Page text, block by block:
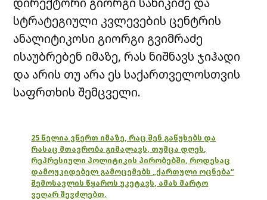
სტრატეგიული კვლევების ცენტრის
ანალიტიკოსი გიორგი გვიმრაძე
ისაუბრებენ იმაზე, რას ნიშნავს ჯიჰადი
და არის თუ არა ეს საქართველოსთვის
საფრთხის შემცველი.
25 წელია ვწერთ იმაზე, რაც შენ გაწუხებს და
რასაც მთავრობა გიმალავს, თუმცა დღეს,
რეპრესიული პოლიტიკის პირობებში, როდესაც
დამოუკიდებელ გამოცემებს „ქართული ოცნება“
შემოსავლის წყაროს უკეტავს, ამას მარტო
ვეღარ შევძლებთ.